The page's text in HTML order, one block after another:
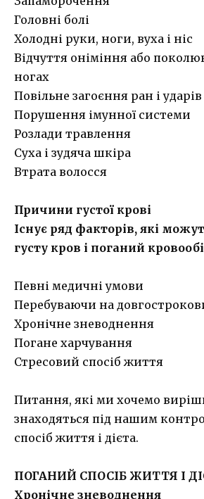
Головні болі
Холодні руки, ноги, вуха і ніс
Відчуття оніміння або
ногах
Повільне загоєння ран і ударів
Порушення імунної системи
Розлади травлення
Суха і зудяча шкіра
Втрата волосся
Причини густої крові
Існує ряд факторів, які
густу кров і поганий
Певні медичні умови
Перебуваючи на
Хронічне зневоднення
Погане харчування
Стресовий спосіб життя
Питання, які ми хочемо
знаходяться під нашим
спосіб життя і дієта.
ПОГАНИЙ СПОСІБ ЖИТТЯ І
Хронічне зневоднення